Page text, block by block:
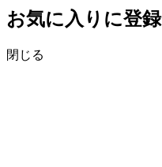
お気に入りに登録
閉じる